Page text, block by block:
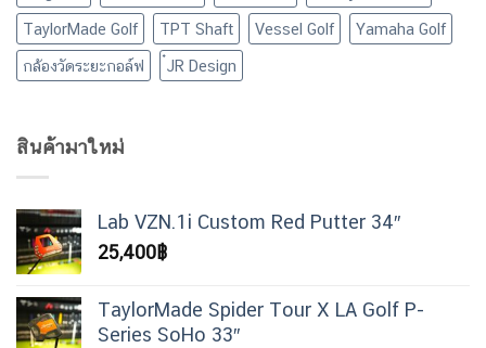
TaylorMade Golf
TPT Shaft Vessel Golf
Yamaha Golf
กล้องวัดระยะกอล์ฟ
๋JR Design
สินค้ามาใหม่
Lab VZN.1i Custom Red Putter 34″
25,400฿
TaylorMade Spider Tour X LA Golf P-
Series SoHo 33″